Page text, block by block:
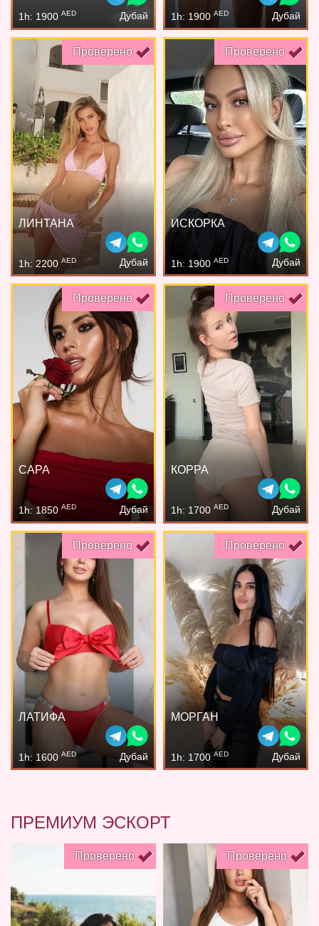
1h: 1900 AED Дубай 1h: 1900 AED Дубай
Проверено
ЛИНТАНА
1h: 2200 AED Дубай
Проверено
ИСКОРКА
1h: 1900 AED Дубай
Проверено
САРА
1h: 1850 AED Дубай
Проверено
КОРРА
1h: 1700 AED Дубай
Проверено
ЛАТИФА
1h: 1600 AED Дубай
Проверено
МОРГАН
1h: 1700AED Дубай
ПРЕМИУМ ЭСКОРТ
Проверено Проверено